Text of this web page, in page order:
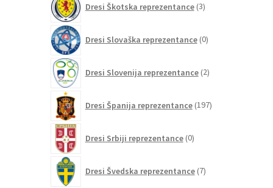
Dresi Škotska reprezentance 3izdelki
Dresi Slovaška reprezentance 0izdelkov
Dresi Slovenija reprezentance 2izdelka
Dresi Španija reprezentance 197izdelkov
Dresi Srbiji reprezentance 0izdelkov
Dresi Švedska reprezentance 7izdelkov